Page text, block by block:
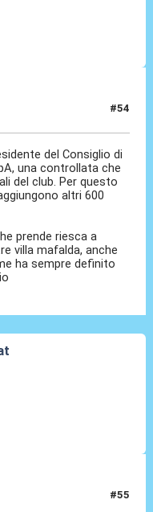
#54
del Consiglio di
una controllata che
del club. Per questo
altri 600
prende riesca a
villa mafalda, anche
ha sempre definito
#55